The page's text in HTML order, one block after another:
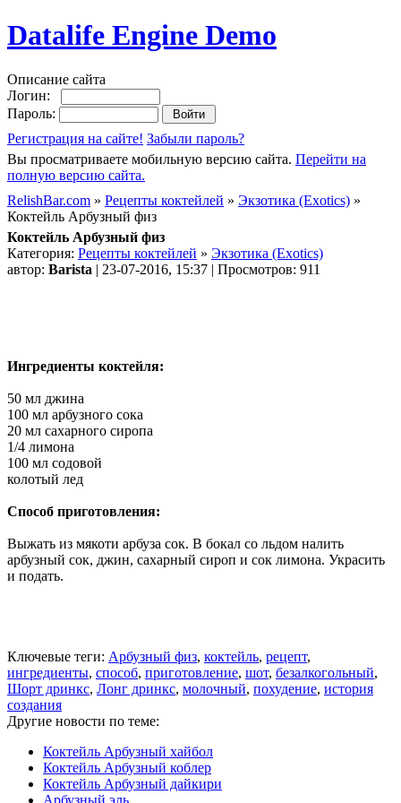
Datalife Engine Demo
Описание сайта
Логин:
Пароль:
Регистрация на сайте! Забыли пароль?
Вы просматриваете мобильную версию сайта. Перейти на
полную версию сайта.
RelishBar.com » Рецепты коктейлей » Экзотика (Exotics) »
Коктейль Арбузный физ
Коктейль Арбузный физ
Категория: Рецепты коктейлей » Экзотика (Exotics)
автор: Barista | 23-07-2016, 15:37 | Просмотров: 911
Ингредиенты коктейля:
50 мл джина
100 мл арбузного сока
20 мл сахарного сиропа
1/4 лимона
100 мл содовой
колотый лед
Способ приготовления:
Выжать из мякоти арбуза сок. В бокал со льдом налить
арбузный сок, джин, сахарный сироп и сок лимона. Украсить
и подать.
Ключевые теги: Арбузный физ, коктейль, рецепт,
ингредиенты, способ, приготовление, шот, безалкогольный,
Шорт дринкс, Лонг дринкс, молочный, похудение, история
создания
Другие новости по теме:
Коктейль Арбузный хайбол
Коктейль Арбузный коблер
Коктейль Арбузный дайкири
Арбузный эль